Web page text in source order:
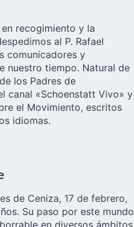
recogimiento y la
al P. Rafael
comunicadores y
nuestro tiempo. Natural de
los Padres de
canal «Schoenstatt Vivo» y
el Movimiento, escritos
idiomas.
de Ceniza, 17 de febrero,
Su paso por este mundo
en diversos ámbitos